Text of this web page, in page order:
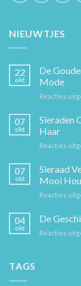
NIEUWTJES
22
okt
De
Mode
Reacties
07
okt
Sieraden
Haar
Reacties
07
okt
Sieraad
Mooi
Reacties
04
okt
De
Reacties
TAGS